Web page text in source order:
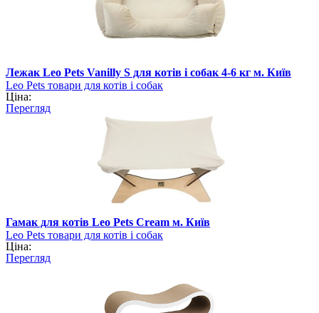
Лежак Leo Pets Vanilly S для котів і собак 4-6 кг м. Київ
Leo Pets товари для котів і собак
Ціна:
Перегляд
Гамак для котів Leo Pets Cream м. Київ
Leo Pets товари для котів і собак
Ціна:
Перегляд